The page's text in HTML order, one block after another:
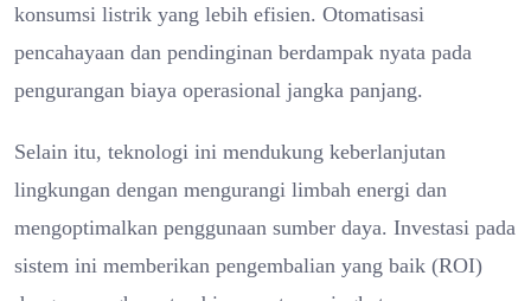
konsumsi listrik yang lebih efisien. Otomatisasi
pencahayaan dan pendinginan berdampak nyata pada
pengurangan biaya operasional jangka panjang.
Selain itu, teknologi ini mendukung keberlanjutan
lingkungan dengan mengurangi limbah energi dan
mengoptimalkan penggunaan sumber daya. Investasi pada
sistem ini memberikan pengembalian yang baik (ROI)